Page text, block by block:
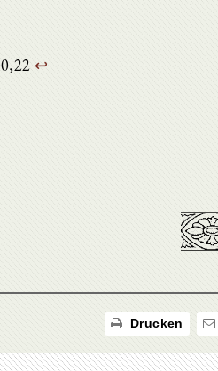
↩
Drucken